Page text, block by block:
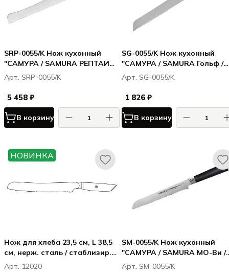
SRP-0055/K Нож кухонный
"САМУРА / SAMURA РЕПТАИЛ /
REPTILE" для хлеба 235 мм,
AUS-10
Арт. SRP-0055/K
5 458 ₽
В корзину
SG-0055/K Нож кухонный
"САМУРА / SAMURA Гольф /
Golf" для хлеба 230 мм,
Арт. SG-0055/K
1 826 ₽
В корзину
НОВИНКА
Нож для хлеба 23,5 см, L 38,5
см, нерж. сталь / стаблизир.
дерево, цвет ручки - темно-
коричневый
Арт. 12020
SM-0055/K Нож кухонный
"САМУРА / SAMURA МО-Ви /
MO-V" для хлеба 230 мм, G-
Арт. SM-0055/K